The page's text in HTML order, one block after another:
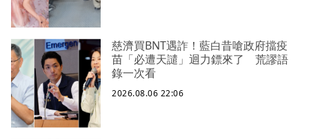
慈濟買BNT遇詐！藍白昔嗆政府擋疫
苗「必遭天譴」迴力鏢來了 荒謬語
錄一次看
2026.08.06 22:06